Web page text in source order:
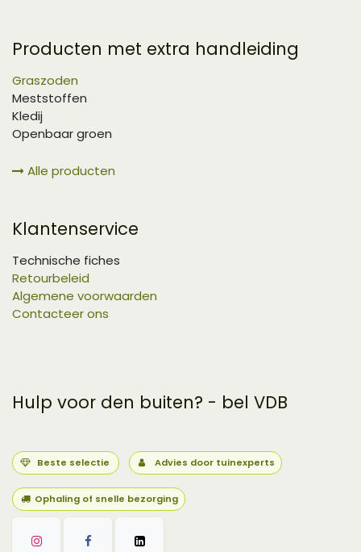
Producten met extra handleiding
Graszoden
Meststoffen
Kledij
Openbaar groen
Alle producten
Klantenservice
Technische fiches
Retourbeleid
Algemene voorwaarden
Contacteer ons
Hulp voor den buiten? - bel VDB
Beste selectie Advies door tuinexperts
Ophaling of snelle bezorging